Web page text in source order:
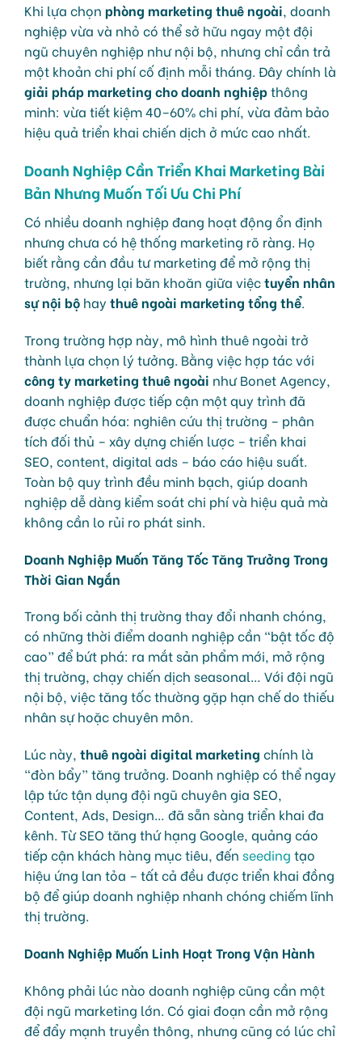
Khi lựa chọn phòng marketing thuê ngoài, doanh
nghiệp vừa và nhỏ có thể sở hữu ngay một đội
ngũ chuyên nghiệp như nội bộ, nhưng chỉ cần trả
một khoản chi phí cố định mỗi tháng. Đây chính là
giải pháp marketing cho doanh nghiệpthông
minh: vừa tiết kiệm 40–60% chi phí, vừa đảm bảo
hiệu quả triển khai chiến dịch ở mức cao nhất.
Doanh Nghiệp Cần Triển Khai Marketing Bài
Bản Nhưng Muốn Tối Ưu Chi Phí
Có nhiều doanh nghiệp đang hoạt động ổn định
nhưng chưa có hệ thống marketing rõ ràng. Họ
biết rằng cần đầu tư marketing để mở rộng thị
trường, nhưng lại băn khoăn giữa việctuyển nhân
sự nội bộ hay thuê ngoài marketing tổng thể.
Trong trường hợp này, mô hình thuê ngoài trở
thành lựa chọn lý tưởng. Bằng việc hợp tác với
công ty marketing thuê ngoài như Bonet Agency,
doanh nghiệp được tiếp cận một quy trình đã
được chuẩn hóa: nghiên cứu thị trường – phân
tích đối thủ – xây dựng chiến lược – triển khai
SEO, content, digital ads – báo cáo hiệu suất.
Toàn bộ quy trình đều minh bạch, giúp doanh
nghiệp dễ dàng kiểm soát chi phí và hiệu quả mà
không cần lo rủi ro phát sinh.
Doanh Nghiệp Muốn Tăng Tốc Tăng Trưởng Trong
Thời Gian Ngắn
Trong bối cảnh thị trường thay đổi nhanh chóng,
có những thời điểm doanh nghiệp cần “bật tốc độ
cao” để bứt phá: ra mắt sản phẩm mới, mở rộng
thị trường, chạy chiến dịch seasonal… Với đội ngũ
nội bộ, việc tăng tốc thường gặp hạn chế do thiếu
nhân sự hoặc chuyên môn.
Lúc này, thuê ngoài digital marketing chính là
“đòn bẩy” tăng trưởng. Doanh nghiệp có thể ngay
lập tức tận dụng đội ngũ chuyên gia SEO,
Content, Ads, Design… đã sẵn sàng triển khai đa
kênh. Từ SEO tăng thứ hạng Google, quảng cáo
tiếp cận khách hàng mục tiêu, đến seeding tạo
hiệu ứng lan tỏa – tất cả đều được triển khai đồng
bộ để giúp doanh nghiệp nhanh chóng chiếm lĩnh
thị trường.
Doanh Nghiệp Muốn Linh Hoạt Trong Vận Hành
Không phải lúc nào doanh nghiệp cũng cần một
đội ngũ marketing lớn. Có giai đoạn cần mở rộng
để đẩy mạnh truyền thông, nhưng cũng có lúc chỉ